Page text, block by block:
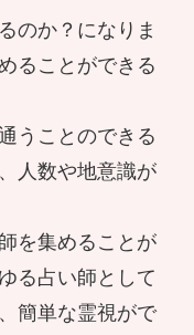
稚園のお母
は？
が近くにい
る？
のか？になりま
ることができる
うことのできる
人数や地意識が
を集めることが
る占い師として
簡単な霊視がで